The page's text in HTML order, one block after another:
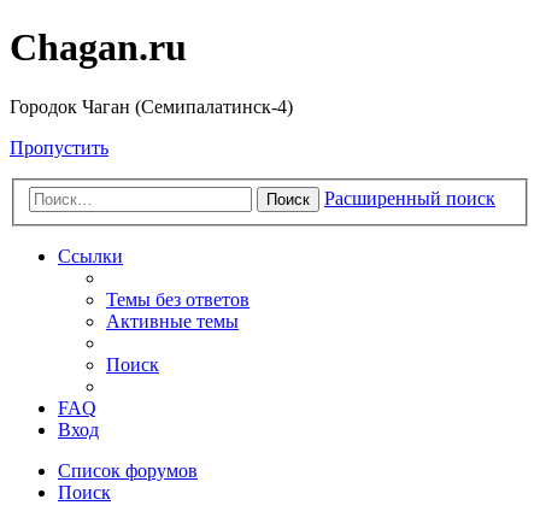
Chagan.ru
Городок Чаган (Семипалатинск-4)
Пропустить
Поиск Расширенный поиск
Ссылки
Темы без ответов
Активные темы
Поиск
FAQ
Вход
Список форумов
Поиск